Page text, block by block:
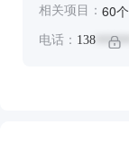
相关项目： 60个
电话： 138 ******